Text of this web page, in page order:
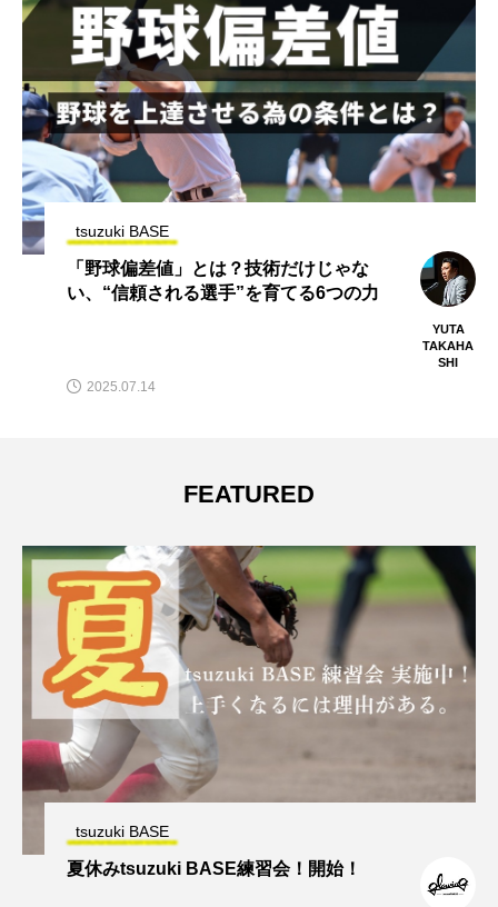
tsuzuki BASE
「野球偏差値」6つの軸 ④実績編 どん
な場所で、何を成し遂げてきたか？
YUTA
TAKAHA
SHI
2025.08.06
FEATURED
tsuzuki BASE
夏休みtsuzuki BASE練習会！開始！